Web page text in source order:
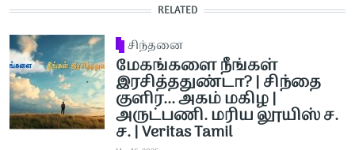
RELATED
சிந்தனை
மேகங்களை நீங்கள்
இரசித்ததுண்டா? | சிந்தை
குளிர... அகம் மகிழ |
அருட்பணி. மரிய லூயிஸ் ச.
ச. | Veritas Tamil